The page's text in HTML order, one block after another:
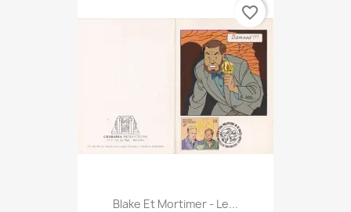
Blake Et Mortimer - Le...
favorite_border